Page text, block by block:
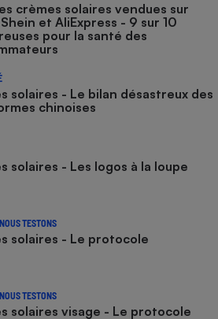
crèmes solaires vendues sur
et AliExpress - 9 sur 10
pour la santé des
solaires - Le bilan désastreux des
chinoises
solaires - Les logos à la loupe
TESTONS
solaires - Le protocole
TESTONS
solaires visage - Le protocole